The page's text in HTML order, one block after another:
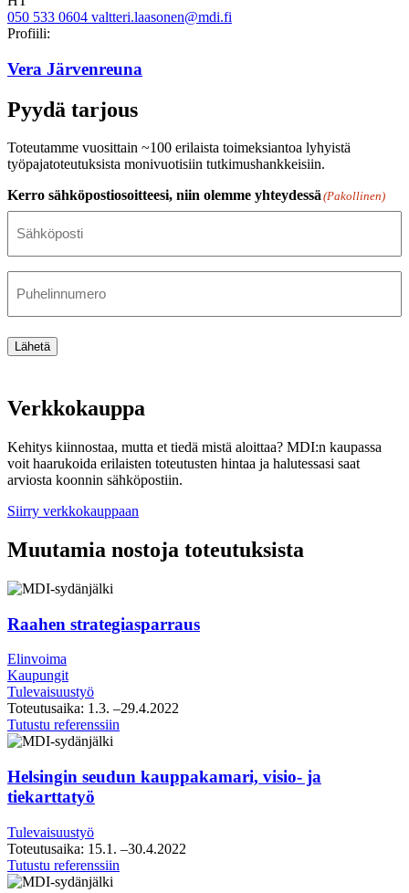
050 533 0604 valtteri.laasonen@mdi.fi
Profiili:
Vera Järvenreuna
Pyydä tarjous
Toteutamme vuosittain ~100 erilaista toimeksiantoa lyhyistä
työpajatoteutuksista monivuotisiin tutkimushankkeisiin.
Kerro sähköpostiosoitteesi, niin olemme yhteydessä(Pakollinen)
Lähetä
Verkkokauppa
Kehitys kiinnostaa, mutta et tiedä mistä aloittaa? MDI:n kaupassa
voit haarukoida erilaisten toteutusten hintaa ja halutessasi saat
arviosta koonnin sähköpostiin.
Siirry verkkokauppaan
Muutamia nostoja toteutuksista
Raahen strategiasparraus
Elinvoima
Kaupungit
Tulevaisuustyö
Toteutusaika: 1.3. –29.4.2022
Tutustu referenssiin
Helsingin seudun kauppakamari, visio- ja
tiekarttatyö
Tulevaisuustyö
Toteutusaika: 15.1. –30.4.2022
Tutustu referenssiin